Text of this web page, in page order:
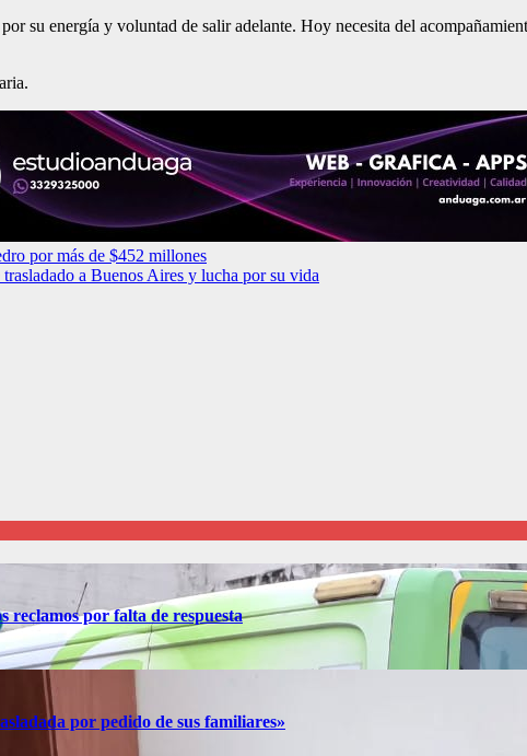
su energía y voluntad de salir adelante. Hoy necesita del
por más de $452 millones
a Buenos Aires y lucha por su vida
reclamos por falta de respuesta
por pedido de sus familiares»